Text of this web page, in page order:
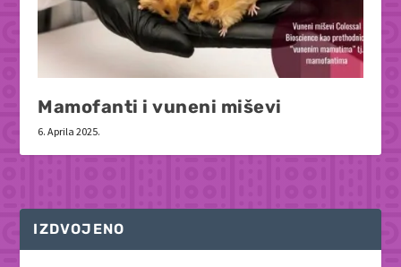
Mamofanti i vuneni miševi
6. Aprila 2025.
IZDVOJENO